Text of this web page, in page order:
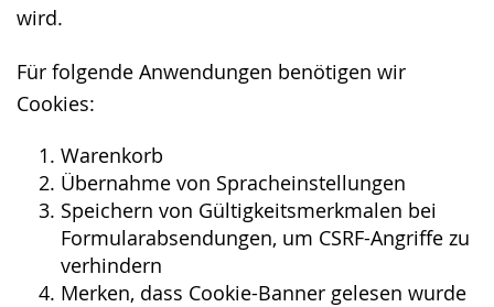
wird.
Für folgende Anwendungen benötigen wir
Cookies:
Warenkorb
Übernahme von Spracheinstellungen
Speichern von Gültigkeitsmerkmalen bei
Formularabsendungen, um CSRF-Angriffe zu
verhindern
Merken, dass Cookie-Banner gelesen wurde